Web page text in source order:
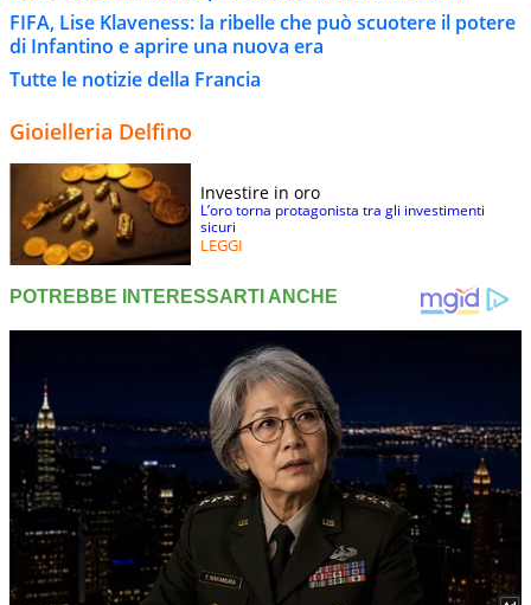
FIFA, Lise Klaveness: la ribelle che può scuotere il potere
di Infantino e aprire una nuova era
Tutte le notizie della Francia
Gioielleria Delfino
Investire in oro
L’oro torna protagonista tra gli investimenti
sicuri
LEGGI